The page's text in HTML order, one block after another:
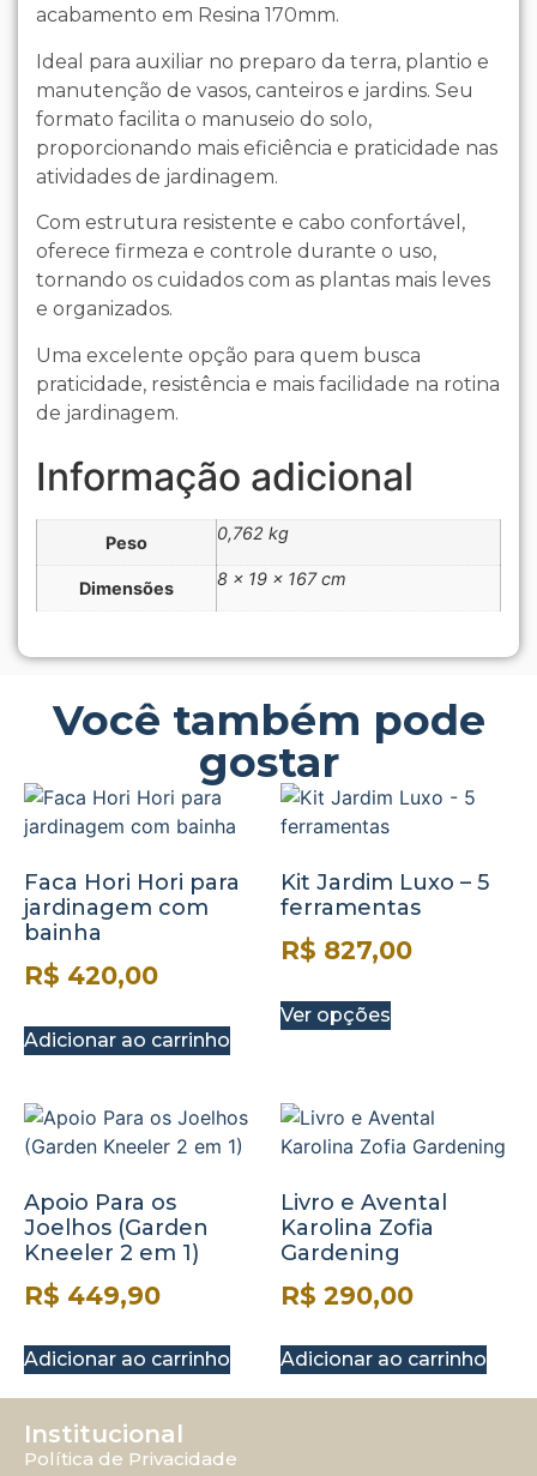
acabamento em Resina 170mm.
Ideal para auxiliar no preparo da terra, plantio e
manutenção de vasos, canteiros e jardins. Seu
formato facilita o manuseio do solo,
proporcionando mais eficiência e praticidade nas
atividades de jardinagem.
Com estrutura resistente e cabo confortável,
oferece firmeza e controle durante o uso,
tornando os cuidados com as plantas mais leves
e organizados.
Uma excelente opção para quem busca
praticidade, resistência e mais facilidade na rotina
de jardinagem.
Informação adicional
Peso 0,762 kg
Dimensões 8 × 19 × 167 cm
Você também pode
gostar
Faca Hori Hori para
jardinagem com
bainha
R$ 420,00
Adicionar ao carrinho
Kit Jardim Luxo – 5
ferramentas
R$ 827,00
Ver opções
Apoio Para os
Joelhos (Garden
Kneeler 2 em 1)
R$ 449,90
Adicionar ao carrinho
Livro e Avental
Karolina Zofia
Gardening
R$ 290,00
Adicionar ao carrinho
Institucional
Política de Privacidade